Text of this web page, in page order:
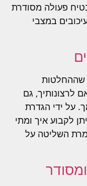
פעולה מסודרת
במצבי
שההחלטות
לרצונותיך, גם
על ידי הגדרת
לקבוע איך ומתי
השליטה על